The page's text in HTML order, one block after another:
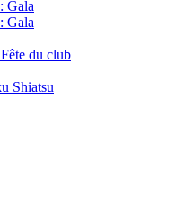
Gala
Gala
du club
Shiatsu